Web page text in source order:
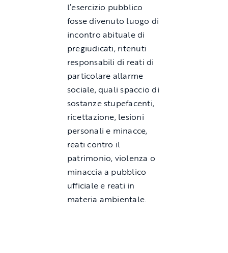
l’esercizio pubblico
fosse divenuto luogo di
incontro abituale di
pregiudicati, ritenuti
responsabili di reati di
particolare allarme
sociale, quali spaccio di
sostanze stupefacenti,
ricettazione, lesioni
personali e minacce,
reati contro il
patrimonio, violenza o
minaccia a pubblico
ufficiale e reati in
materia ambientale.